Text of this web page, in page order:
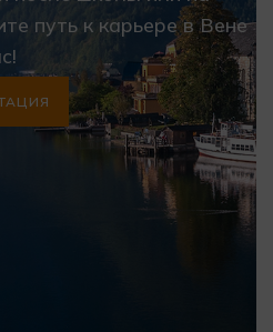
путь к карьере в Вене